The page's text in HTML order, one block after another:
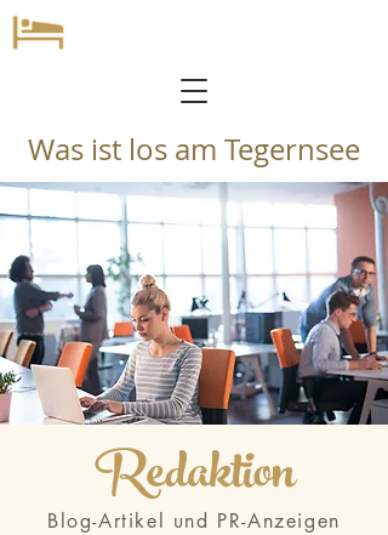
Was ist los am Tegernsee
Redaktion
Blog-Artikel und PR-Anzeigen